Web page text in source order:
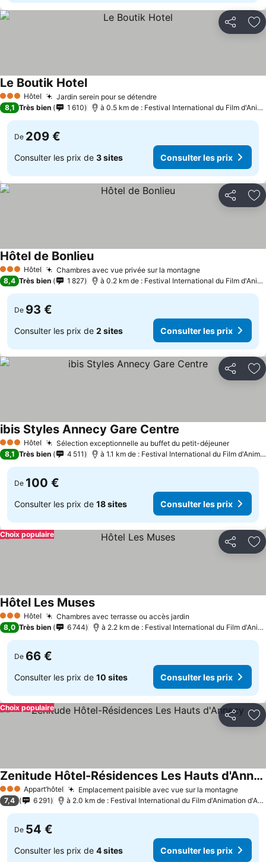
Partager
3 ÉtoilesHôtel Jardin serein pour se détendreConsulter les prix
Le Boutik HotelConsulter les prix
8,1 Très bien 1 610 à 0.5 km de : Festival International du Film
De 209 €
Consulter les prix de 3 sites Consulter les prix
Partager
3 ÉtoilesHôtel Chambres avec vue privée sur la montagneConsulter les
Hôtel de BonlieuConsulter les prix
8,4 Très bien 1 827 à 0.2 km de : Festival International du Film
De 93 €
Consulter les prix de 2 sites Consulter les prix
Partager
3 ÉtoilesHôtel Sélection exceptionnelle au buffet du petit-déjeuner
ibis Styles Annecy Gare Centre
8,1 Très bien 4 511 à 1.1 km de : Festival International du Film
De 100 €
Consulter les prix de 18 sites Consulter les prix
Partager
Choix populaire
3 ÉtoilesHôtel Chambres avec terrasse ou accès jardin
Hôtel Les MusesConsulter les prix
8,0 Très bien 6 744 à 2.2 km de : Festival International du Film
De 66 €
Consulter les prix de 10 sites Consulter les prix
Partager
Choix populaire
3 ÉtoilesAppart’hôtel Emplacement paisible avec vue sur la montagne
Zenitude Hôtel-Résidences Les Hauts d'Annecy
Consulter les prix
7,4 6 291 à 2.0 km de : Festival International du Film d'Animation
De 54 €
Consulter les prix de 4 sites Consulter les prix